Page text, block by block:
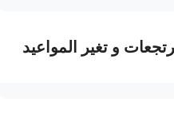
و تغير المواعيد